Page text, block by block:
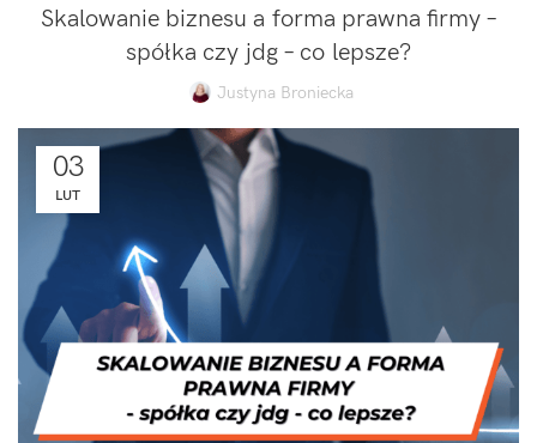
Skalowanie biznesu a forma prawna firmy –
spółka czy jdg – co lepsze?
Justyna Broniecka
03
LUT